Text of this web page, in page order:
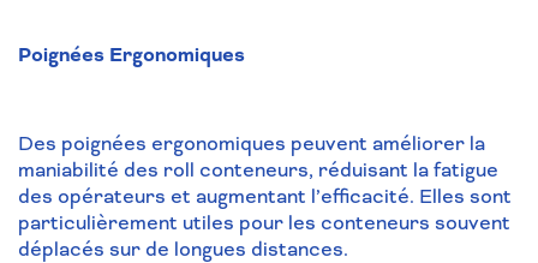
Poignées Ergonomiques
Des poignées ergonomiques peuvent améliorer la
maniabilité des roll conteneurs, réduisant la fatigue
des opérateurs et augmentant l’efficacité. Elles sont
particulièrement utiles pour les conteneurs souvent
déplacés sur de longues distances.